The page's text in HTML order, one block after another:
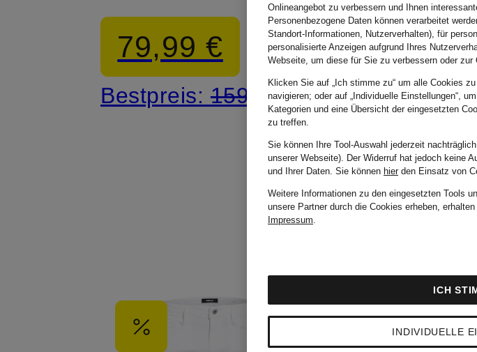
ANBASS Slim
Fit
79,99 €
Bestpreis: 159,99 €
Fit
159,99 €
Onlineangebot zu verbessern und Ihnen
Personenbezogene Daten können verarbeitet
Standort-Informationen, Nutzerverhalten), für
personalisierte Anzeigen aufgrund Ihres
Webseite, um diese für Sie zu verbessern oder zur
Klicken Sie auf „Ich stimme zu“ um alle Cookies
navigieren; oder auf „Individuelle Einstellungen“,
Kategorien und eine Übersicht der eingesetzten
zu treffen.
Sie können Ihre Tool-Auswahl jederzeit
unserer Webseite). Der Widerruf hat jedoch keine
und Ihrer Daten. Sie können hierden Einsatz von
Weitere Informationen zu den eingesetzten Tools
unsere Partner durch die Cookies erheben,
Impressum.
INDIVIDUELLE
ICH